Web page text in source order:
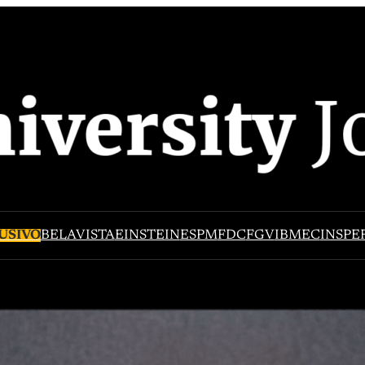
BELAVISTAEINSTEINESPMFDCFGVIBMEC